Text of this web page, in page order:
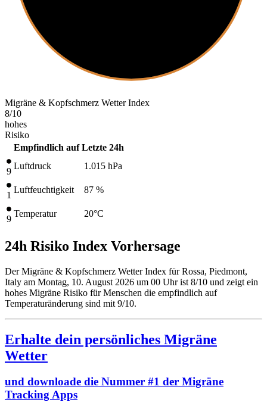
Migräne & Kopfschmerz Wetter Index
8/10
hohes
Risiko
Empfindlich auf Letzte 24h
9
Luftdruck 1.015 hPa
1
Luftfeuchtigkeit 87 %
9
Temperatur 20°C
24h Risiko Index Vorhersage
Der Migräne & Kopfschmerz Wetter Index für Rossa, Piedmont,
Italy am Montag, 10. August 2026 um 00 Uhr ist 8/10 und zeigt ein
hohes Migräne Risiko für Menschen die empfindlich auf
Temperaturänderung sind mit 9/10.
Erhalte dein persönliches Migräne
Wetter
und downloade die Nummer #1 der Migräne
Tracking Apps